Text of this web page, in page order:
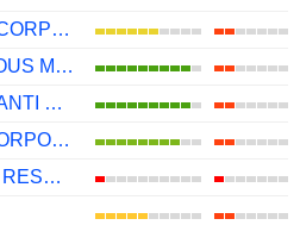
BARRICK MINING CORPORATION
WHEATON PRECIOUS METALS CORP.
ANGLOGOLD ASHANTI PLC
KINROSS GOLD CORPORATION
NORTHERN STAR RESOURCES LIMITED